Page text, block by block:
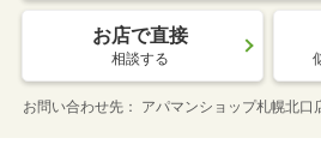
お店で直接
相談する
お問い合わせ先 アパマンショップ札幌北